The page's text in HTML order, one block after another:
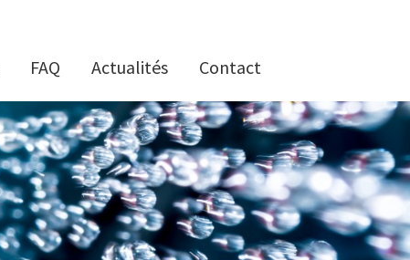
FAQ Actualités Contact